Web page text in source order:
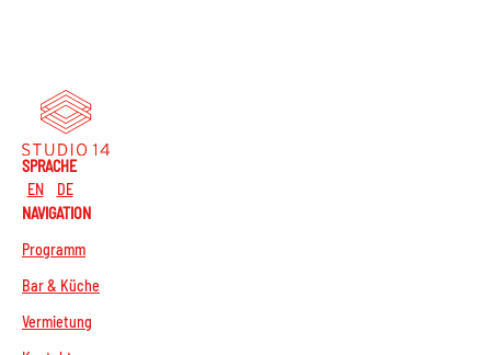
SPRACHE
EN
DE
NAVIGATION
Programm
Bar & Küche
Vermietung